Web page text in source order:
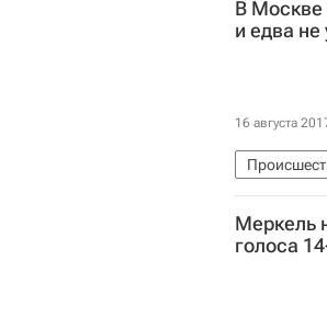
В Москве
и едва не
16 августа
Меркель
голоса